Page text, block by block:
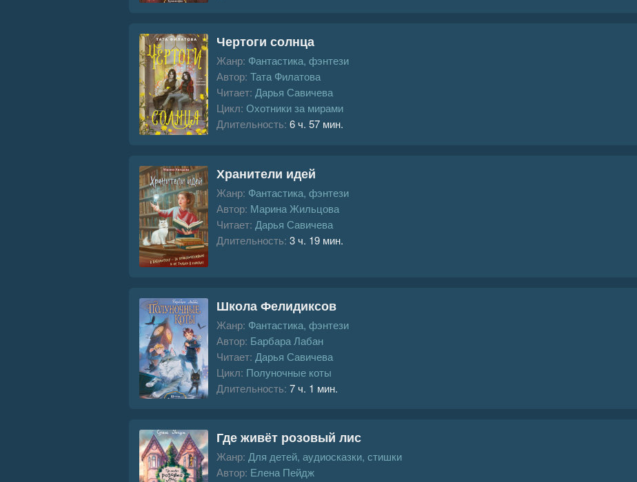
Чертоги солнца
Жанр: Фантастика, фэнтези
Автор: Тата Филатова
Читает: Дарья Савичева
Цикл: Охотники за мирами
Длительность: 6 ч. 57 мин.
Хранители идей
Жанр: Фантастика, фэнтези
Автор: Марина Жильцова
Читает: Дарья Савичева
Длительность: 3 ч. 19 мин.
Школа Фелидиксов
Жанр: Фантастика, фэнтези
Автор: Барбара Лабан
Читает: Дарья Савичева
Цикл: Полуночные коты
Длительность: 7 ч. 1 мин.
Где живёт розовый лис
Жанр: Для детей, аудиосказки, стишки
Автор: Елена Пейдж